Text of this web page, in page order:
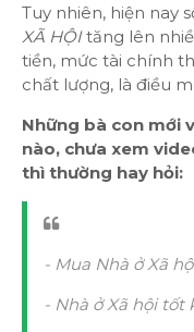
Tuy nhiên, hiện nay
XÃ HỘItăng lên
tiền, mức tài chính
chất lượng, là điều
Những bà con mới
nào, chưa xem
thì thường hay hỏi:
- Mua Nhà ở Xã
- Nhà ở Xã hội tốt